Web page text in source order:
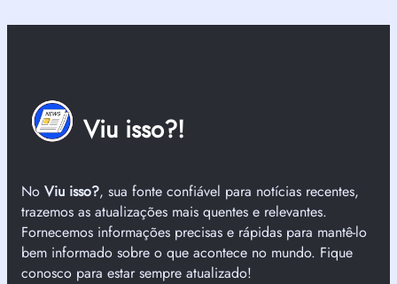
Viu isso?!
No Viu isso?, sua fonte confiável para notícias recentes,
trazemos as atualizações mais quentes e relevantes.
Fornecemos informações precisas e rápidas para mantê-lo
bem informado sobre o que acontece no mundo. Fique
conosco para estar sempre atualizado!